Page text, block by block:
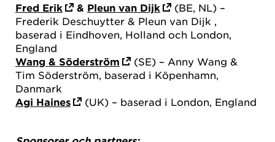
Fred Erik
& Pleun van Dijk
(BE, NL) –
Frederik Deschuytter & Pleun van Dijk ,
baserad i Eindhoven, Holland och London,
England
Wang & Söderström
(SE) – Anny Wang &
Tim Söderström, baserad i Köpenhamn,
Danmark
Agi Haines
(UK) – baserad i London, England